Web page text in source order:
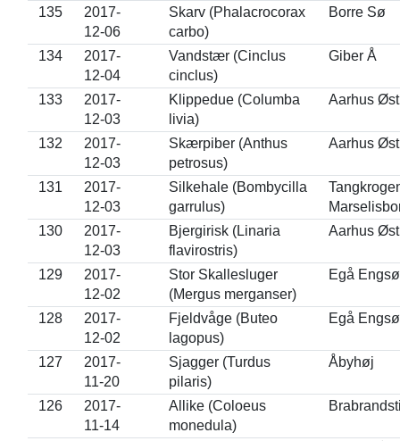
135
2017-
12-06
Skarv (Phalacrocorax
carbo)
Borre Sø
134
2017-
12-04
Vandstær (Cinclus
cinclus)
Giber Å
133
2017-
12-03
Klippedue (Columba
livia)
Aarhus
132
2017-
12-03
Skærpiber (Anthus
petrosus)
Aarhus
131
2017-
12-03
Silkehale (Bombycilla
garrulus)
130
2017-
12-03
Bjergirisk (Linaria
flavirostris)
Aarhus
129
2017-
12-02
Stor Skallesluger
(Mergus merganser)
Egå Engsø
128
2017-
12-02
Fjeldvåge (Buteo
lagopus)
Egå Engsø
127
2017-
11-20
Sjagger (Turdus
pilaris)
Åbyhøj
126
2017-
11-14
Allike (Coloeus
monedula)